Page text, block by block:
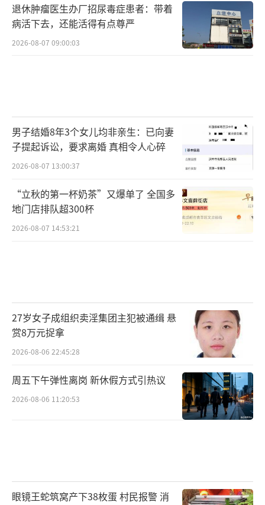
退休肿瘤医生办厂招尿毒症患者：带着
病活下去，还能活得有点尊严
2026-08-07 09:00:03
男子结婚8年3个女儿均非亲生：已向妻
子提起诉讼，要求离婚 真相令人心碎
2026-08-07 13:00:37
“立秋的第一杯奶茶”又爆单了 全国多
地门店排队超300杯
2026-08-07 14:53:21
27岁女子成组织卖淫集团主犯被通缉 悬
赏8万元捉拿
2026-08-06 22:45:28
周五下午弹性离岗 新休假方式引热议
2026-08-06 11:20:53
眼镜王蛇筑窝产下38枚蛋 村民报警 消